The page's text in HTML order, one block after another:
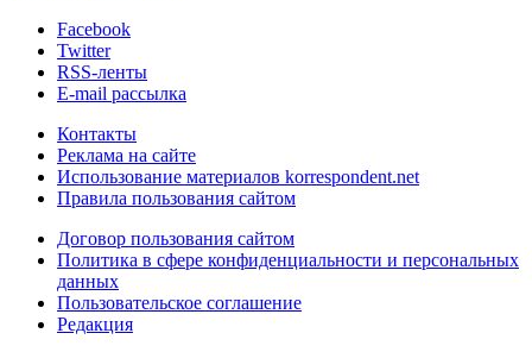
Facebook
Twitter
RSS-ленты
E-mail рассылка
Контакты
Реклама на сайте
Использование материалов korrespondent.net
Правила пользования сайтом
Договор пользования сайтом
Политика в сфере конфиденциальности и персональных
данных
Пользовательское соглашение
Редакция